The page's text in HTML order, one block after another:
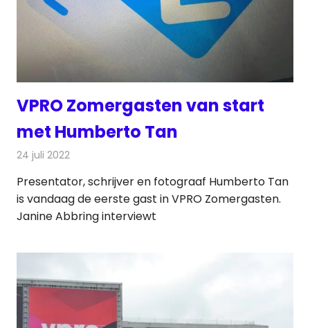
VPRO Zomergasten van start
met Humberto Tan
24 juli 2022
Presentator, schrijver en fotograaf Humberto Tan
is vandaag de eerste gast in VPRO Zomergasten.
Janine Abbring interviewt